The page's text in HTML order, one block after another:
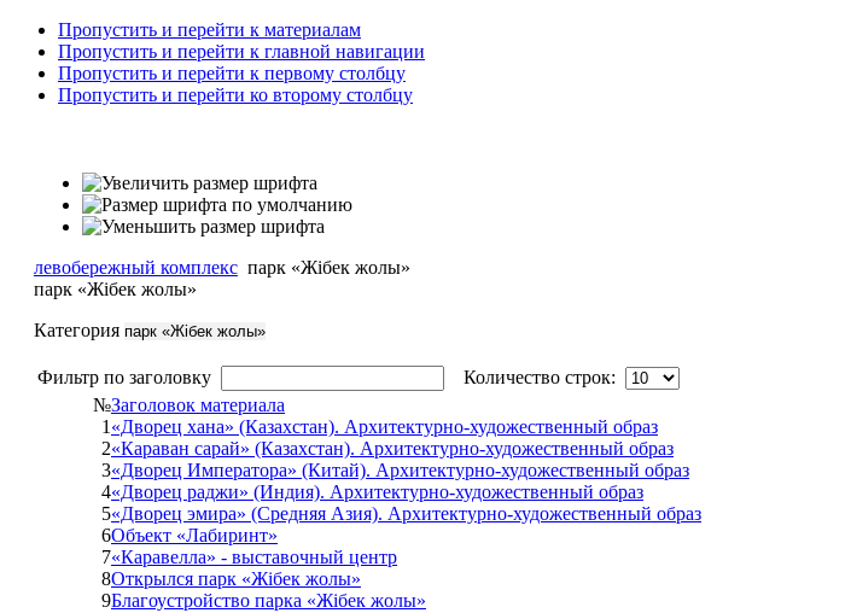
Пропустить и перейти к материалам
Пропустить и перейти к главной навигации
Пропустить и перейти к первому столбцу
Пропустить и перейти ко второму столбцу
левобережный комплекс парк «Жібек жолы»
парк «Жібек жолы»
Категория парк «Жібек жолы»
Фильтр по заголовку
Количество строк:
№Заголовок материала
1«Дворец хана» (Казахстан). Архитектурно-художественный образ
2«Караван сарай» (Казахстан). Архитектурно-художественный образ
3«Дворец Императора» (Китай). Архитектурно-художественный образ
4«Дворец раджи» (Индия). Архитектурно-художественный образ
5«Дворец эмира» (Средняя Азия). Архитектурно-художественный образ
6Объект «Лабиринт»
7«Каравелла» - выставочный центр
8Открылся парк «Жібек жолы»
9Благоустройство парка «Жібек жолы»